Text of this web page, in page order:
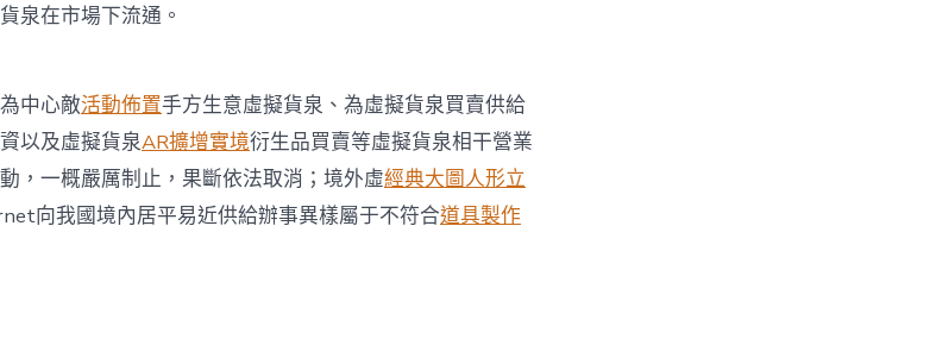
泉在市場下流通。
中心敵活動佈置手方生意虛擬貨泉、為虛擬貨泉買賣供給
以及虛擬貨泉AR擴增實境衍生品買賣等虛擬貨泉相干營業
，一概嚴厲制止，果斷依法取消；境外虛經典大圖人形立
向我國境內居平易近供給辦事異樣屬于不符合道具製作